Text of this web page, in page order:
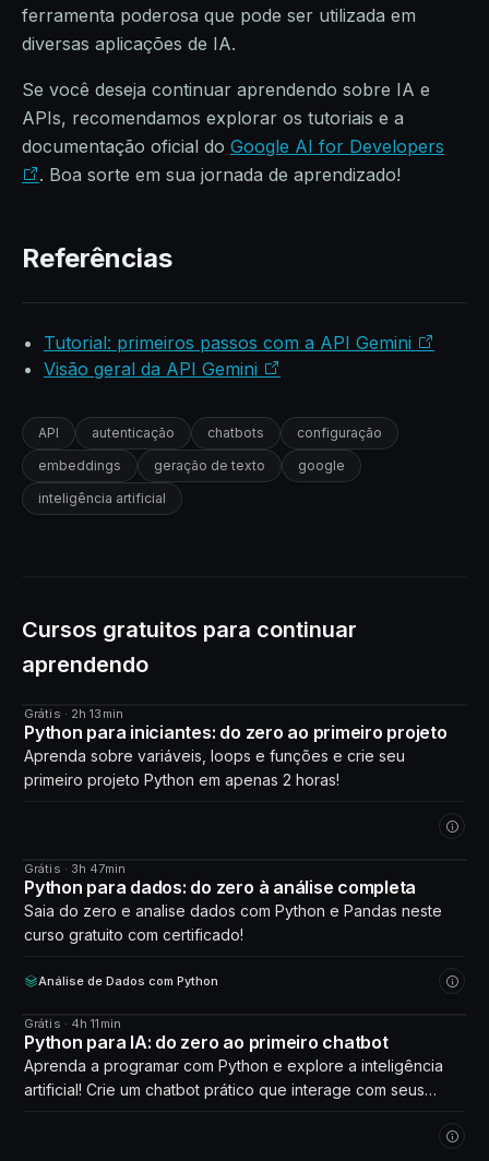
ferramenta poderosa que pode ser utilizada em
diversas aplicações de IA.
Se você deseja continuar aprendendo sobre IA e
APIs, recomendamos explorar os tutoriais e a
documentação oficial do Google AI for Developers
. Boa sorte em sua jornada de aprendizado!
Referências
Tutorial: primeiros passos com a API Gemini
Visão geral da API Gemini
API autenticação chatbots
configuração
embeddings
geração de texto
google
inteligência artificial
Cursos gratuitos para continuar
aprendendo
CURSO
Grátis · 2h 13min
Python para iniciantes: do zero ao primeiro projeto
Aprenda sobre variáveis, loops e funções e crie seu
primeiro projeto Python em apenas 2 horas!
CURSO
Grátis · 3h 47min
Python para dados: do zero à análise completa
Saia do zero e analise dados com Python e Pandas neste
curso gratuito com certificado!
Análise de Dados com Python
CURSO
Grátis · 4h 11min
Python para IA: do zero ao primeiro chatbot
Aprenda a programar com Python e explore a inteligência
artificial! Crie um chatbot prático que interage com seus